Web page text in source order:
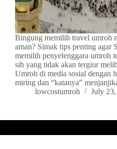
Bingung memilih travel umroh
aman? Simak tips penting agar
memilih penyelenggara umroh
sih yang tidak akan tergiur
Umroh di media sosial dengan
miring dan “katanya”
lowcostumroh
July